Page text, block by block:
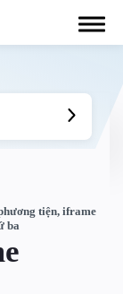
tiện, iframe
ba